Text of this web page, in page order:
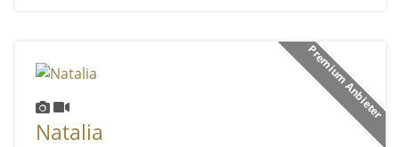
Premium Anbieter
Natalia